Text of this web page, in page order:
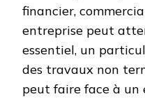
financier,
entreprise peut
essentiel, un
des travaux non
peut faire face à un